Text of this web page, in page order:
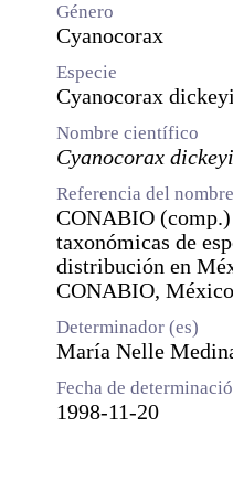
Género
Cyanocorax
Especie
Cyanocorax
Nombre científico
Cyanocorax
Referencia del
CONABIO (comp.)
taxonómicas de
distribución en
CONABIO,
Determinador (es)
María Nelle
Fecha de
1998-11-20